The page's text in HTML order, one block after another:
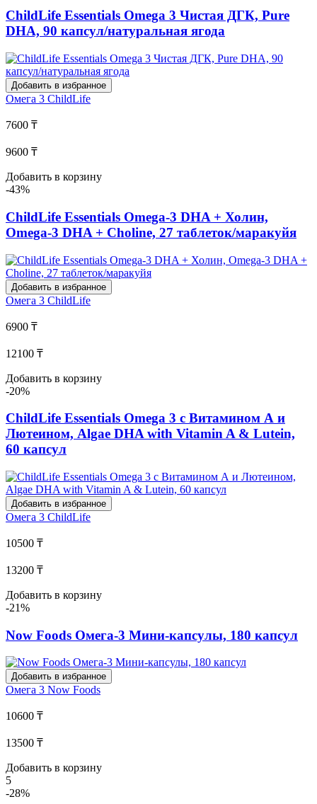
ChildLife Essentials Omega 3 Чистая ДГК, Pure
DHA, 90 капсул/натуральная ягода
Добавить в избранное
Омега 3 ChildLife
7600 ₸
9600 ₸
Добавить в корзину
-43%
ChildLife Essentials Omega-3 DHA + Холин,
Omega-3 DHA + Choline, 27 таблеток/маракуйя
Добавить в избранное
Омега 3 ChildLife
6900 ₸
12100 ₸
Добавить в корзину
-20%
ChildLife Essentials Omega 3 с Витамином А и
Лютеином, Algae DHA with Vitamin A & Lutein,
60 капсул
Добавить в избранное
Омега 3 ChildLife
10500 ₸
13200 ₸
Добавить в корзину
-21%
Now Foods Омега-3 Мини-капсулы, 180 капсул
Добавить в избранное
Омега 3 Now Foods
10600 ₸
13500 ₸
Добавить в корзину
5
-28%